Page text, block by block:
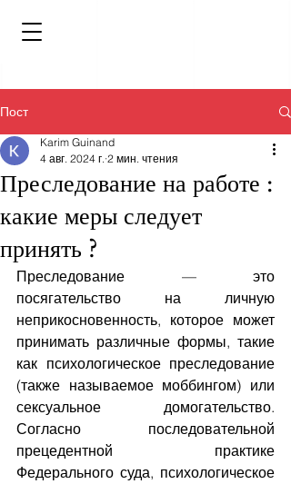
Пост
Преследование на работе :
какие меры следует
принять ?
Karim Guinand
4 авг. 2024 г. 2 мин. чтения
Преследование — это
посягательство на личную
неприкосновенность, которое может
принимать различные формы, такие
как психологическое преследование
(также называемое моббингом) или
сексуальное домогательство.
Согласно последовательной
прецедентной практике
Федерального суда, психологическое